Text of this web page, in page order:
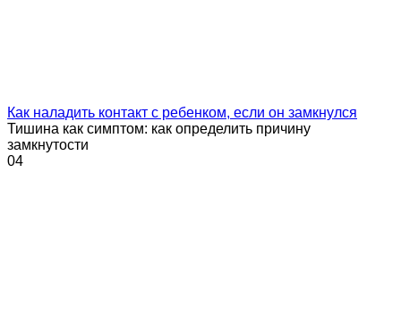
Как наладить контакт с ребенком, если он замкнулся
Тишина как симптом: как определить причину
замкнутости
04